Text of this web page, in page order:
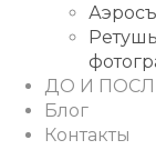
ДО И
Блог
Контакты